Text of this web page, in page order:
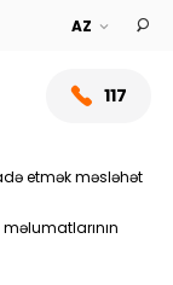
117
etmək məsləhət